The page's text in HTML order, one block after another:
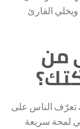
القارئ
من
تعرّف الناس على
لمحة سريعة